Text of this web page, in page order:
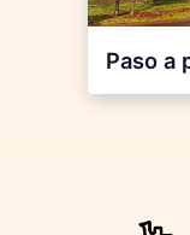
Paso a